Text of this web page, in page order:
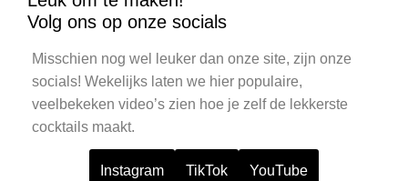
Volg ons op onze socials
Misschien nog wel leuker dan onze site, zijn onze
socials! Wekelijks laten we hier populaire,
veelbekeken video’s zien hoe je zelf de lekkerste
cocktails maakt.
Instagram TikTok YouTube